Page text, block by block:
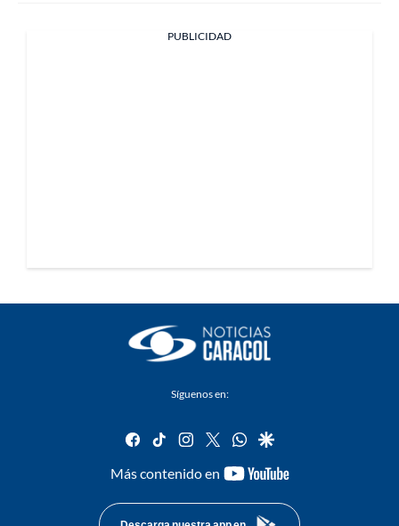
PUBLICIDAD
Síguenos en:
facebook
tiktok instagram
twitterwhatsapp
google
Más contenido en
youtube-